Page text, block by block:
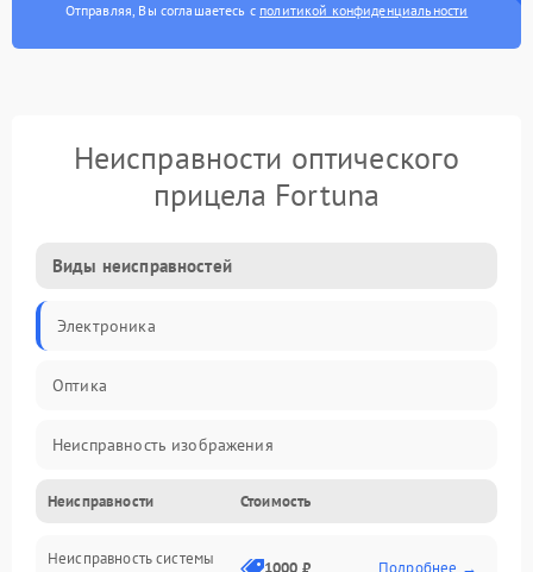
Отправляя, Вы соглашаетесь с политикой конфиденциальности
Неисправности оптического
прицела Fortuna
Виды неисправностей
Электроника
Оптика
Неисправность изображения
Механические повреждения
Неисправность фокусировки и оптики
Неисправности Стоимость
Неисправность системы
1000 ₽ Подробнее →